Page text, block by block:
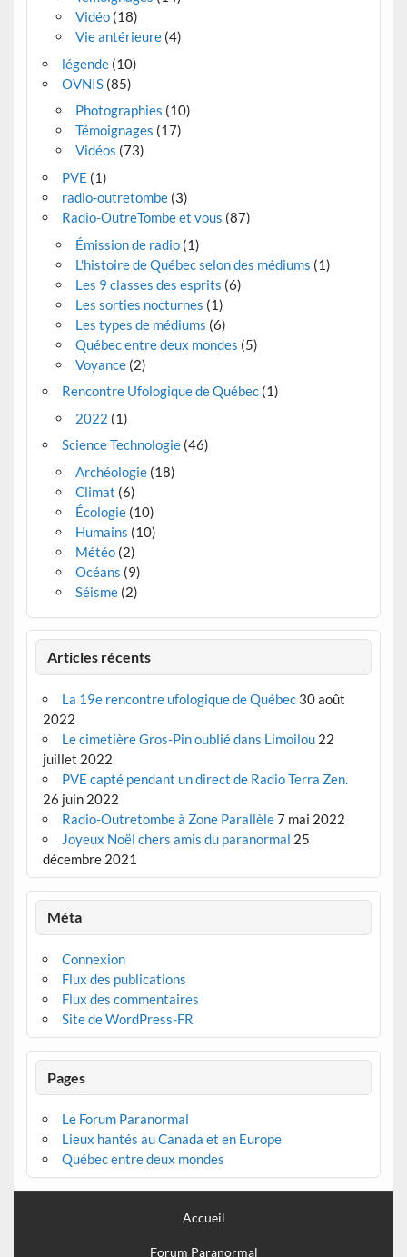
Vidéo(18)
Vie antérieure(4)
légende(10)
OVNIS(85)
Photographies (10)
Témoignages (17)
Vidéos (73)
PVE (1)
radio-outretombe(3)
Radio-OutreTombe et vous (87)
Émission de radio(1)
L'histoire de Québec selon des médiums (1)
Les 9 classes des esprits (6)
Les sorties nocturnes (1)
Les types de médiums (6)
Québec entre deux mondes (5)
Voyance(2)
Rencontre Ufologique de Québec(1)
2022 (1)
Science Technologie(46)
Archéologie(18)
Climat (6)
Écologie(10)
Humains (10)
Météo(2)
Océans (9)
Séisme(2)
Articles récents
La 19e rencontre ufologique de Québec 30 août
2022
Le cimetière Gros-Pin oublié dans Limoilou 22
juillet 2022
PVE capté pendant un direct de Radio Terra Zen.
26 juin 2022
Radio-Outretombe à Zone Parallèle7 mai 2022
Joyeux Noël chers amis du paranormal 25
décembre 2021
Méta
Connexion
Flux des publications
Flux des commentaires
Site de WordPress-FR
Pages
Le Forum Paranormal
Lieux hantés au Canada et en Europe
Québec entre deux mondes
Accueil
Forum Paranormal